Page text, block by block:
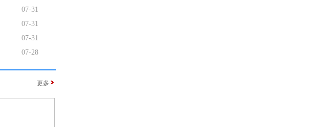
07-31
07-31
07-31
07-28
更多